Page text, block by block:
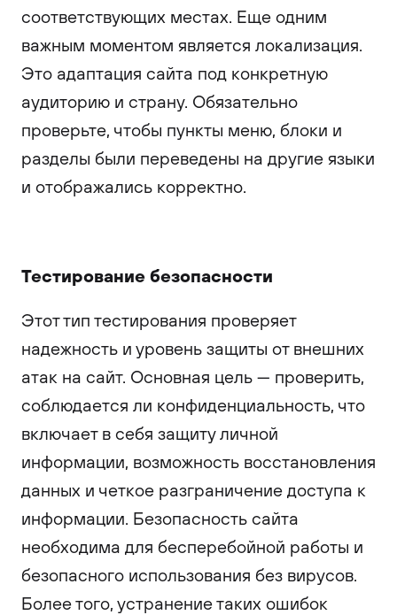
соответствующих местах. Еще одним
важным моментом является локализация.
Это адаптация сайта под конкретную
аудиторию и страну. Обязательно
проверьте, чтобы пункты меню, блоки и
разделы были переведены на другие языки
и отображались корректно.
Тестирование безопасности
Этот тип тестирования проверяет
надежность и уровень защиты от внешних
атак на сайт. Основная цель — проверить,
соблюдается ли конфиденциальность, что
включает в себя защиту личной
информации, возможность восстановления
данных и четкое разграничение доступа к
информации. Безопасность сайта
необходима для бесперебойной работы и
безопасного использования без вирусов.
Более того, устранение таких ошибок